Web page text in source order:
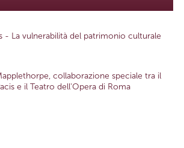
- La vulnerabilità del patrimonio culturale
collaborazione speciale tra il
e il Teatro dell'Opera di Roma